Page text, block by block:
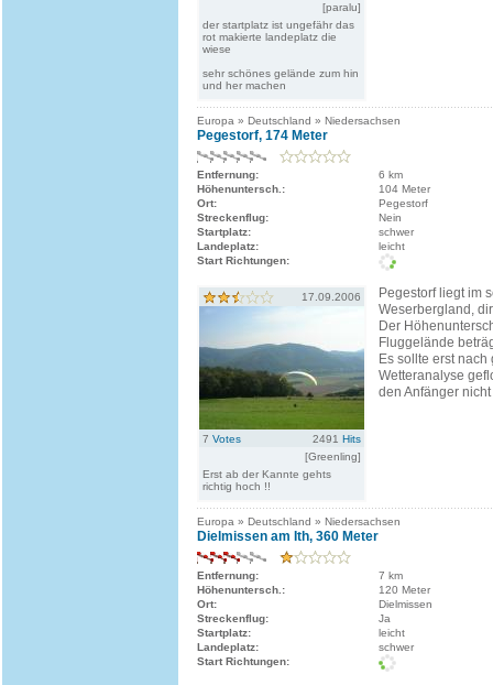
[paralu]
der startplatz ist ungefähr das
rot makierte landeplatz die
wiese
sehr schönes gelände zum hin
und her machen
Europa » Deutschland » Niedersachsen
Pegestorf, 174 Meter
Entfernung:
6 km
Höhenuntersch.:
104 Meter
Ort:
Pegestorf
Streckenflug:
Nein
Startplatz:
schwer
Landeplatz:
leicht
Start Richtungen:
17.09.2006
7 Votes 2491 Hits
[Greenling]
Erst ab der Kannte gehts
richtig hoch !!
Pegestorf liegt im
Weserbergland,
Der
Fluggelände
Es sollte erst nach
Wetteranalyse
den Anfänger
Europa » Deutschland » Niedersachsen
Dielmissen am Ith, 360 Meter
Entfernung:
7 km
Höhenuntersch.:
120 Meter
Ort:
Dielmissen
Streckenflug:
Ja
Startplatz:
leicht
Landeplatz:
schwer
Start Richtungen: